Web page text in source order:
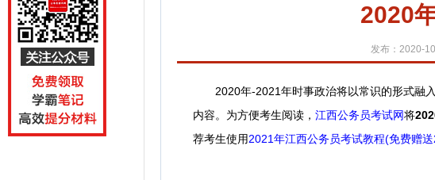
2020
发布：2020-
2020年-2021年时事政治将以常识的形式融入
内容。为方便考生阅读， 江西公务员考试网将
荐考生使用2021年江西公务员考试教程(免费赠